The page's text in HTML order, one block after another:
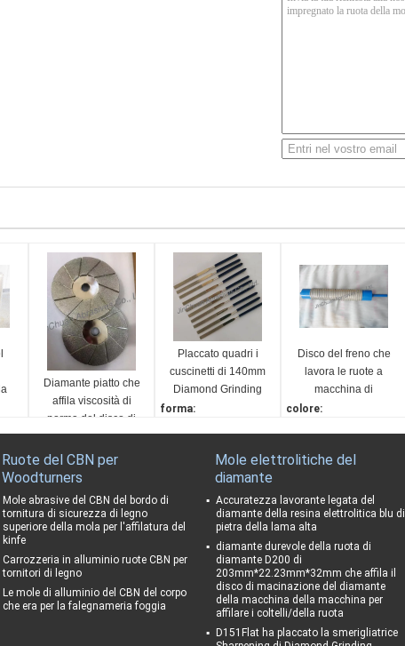
Diamante piatto che
affila viscosità di
norma del disco di
macinazione
diamante/della ruota
Placcato quadri i
cuscinetti di 140mm
Diamond Grinding
Wheel For Brake
forma:
diamante o CBN
Può essere personalizz
PROCESSO:
Elettrolitico
Disco del freno che
lavora le ruote a
macchina di
diamante nero,
diamante
colore:
diamante
scatola
Peso:
66kg
Ruote del CBN per
Woodturners
Mole abrasive del CBN del bordo di
tornitura di sicurezza di legno
superiore della mola per l'affilatura del
kinfe
Carrozzeria in alluminio ruote CBN per
tornitori di legno
Le mole di alluminio del CBN del corpo
che era per la falegnameria foggia
Mole elettrolitiche del
diamante
Accuratezza lavorante legata del
diamante della resina elettrolitica blu di
pietra della lama alta
diamante durevole della ruota di
diamante D200 di
203mm*22.23mm*32mm che affila il
disco di macinazione del diamante
della macchina della macchina per
affilare i coltelli/della ruota
D151Flat ha placcato la smerigliatrice